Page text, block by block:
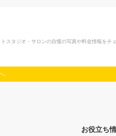
タジオ・サロンの自慢の写真や料金情報をチ
お役立ち